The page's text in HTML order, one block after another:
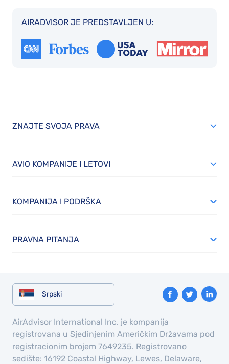
AIRADVISOR JE PREDSTAVLJEN U:
ZNAJTE SVOJA PRAVA
AVIO KOMPANIJE I LETOVI
KOMPANIJA I PODRŠKA
PRAVNA PITANJA
Srpski
AirAdvisor International Inc. je kompanija
registrovana u Sjedinjenim Američkim Državama pod
registracionim brojem 7649235. Registrovano
sedište: 16192 Coastal Highway, Lewes, Delaware,